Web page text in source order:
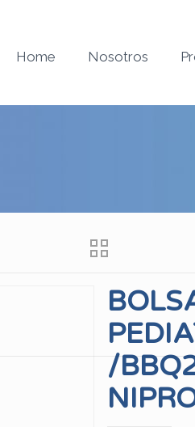
Home Nosotros
/